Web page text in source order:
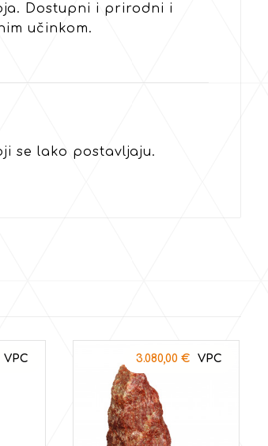
Dostupni i prirodni i
učinkom.
se lako postavljaju.
3.080,00 €